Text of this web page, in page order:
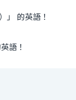
」 的英語！
語！